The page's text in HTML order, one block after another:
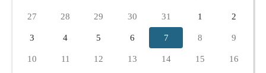
27 28 29 30 31 1 2
3 4 5 6 7 8 9
10 11 12 13 14 15 16